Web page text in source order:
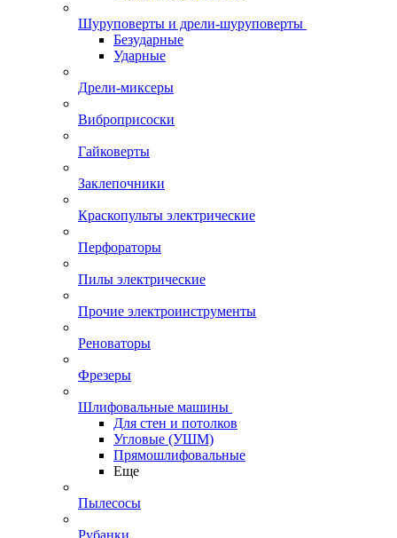
Шуруповерты и дрели-шуруповерты
Безударные
Ударные
Дрели-миксеры
Виброприсоски
Гайковерты
Заклепочники
Краскопульты электрические
Перфораторы
Пилы электрические
Прочие электроинструменты
Реноваторы
Фрезеры
Шлифовальные машины
Для стен и потолков
Угловые (УШМ)
Прямошлифовальные
Еще
Пылесосы
Рубанки